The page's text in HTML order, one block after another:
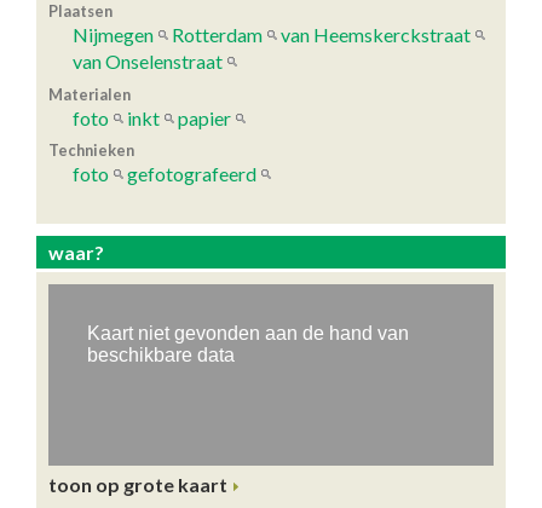
Plaatsen
Nijmegen Rotterdam
van Heemskerckstraat
van Onselenstraat
Materialen
foto inkt papier
Technieken
foto gefotografeerd
waar?
toon op grote kaart